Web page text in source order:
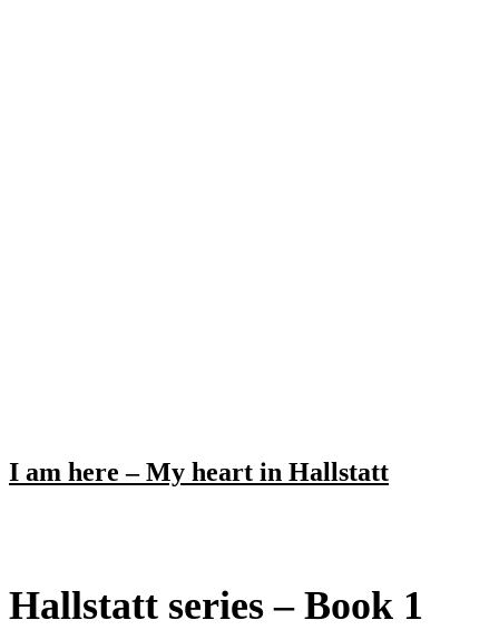
I am here – My heart in Hallstatt
Hallstatt series – Book 1